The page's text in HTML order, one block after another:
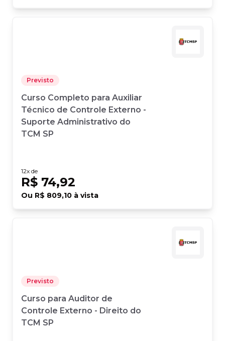
Previsto
Curso Completo para Auxiliar
Técnico de Controle Externo -
Suporte Administrativo do
TCM SP
12x de
R$ 74,92
Ou R$ 809,10 à vista
Previsto
Curso para Auditor de
Controle Externo - Direito do
TCM SP